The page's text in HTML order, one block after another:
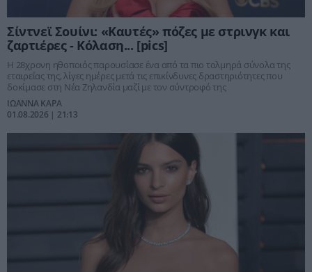
Σίντνεϊ Σουίνι: «Καυτές» πόζες με στρινγκ και
ζαρτιέρες - Κόλαση... [pics]
Η 28χρονη ηθοποιός παρουσίασε ένα από τα πιο τολμηρά σύνολα της
εταιρείας της, λίγες ημέρες μετά τις επικίνδυνες δραστηριότητες που
δοκίμασε στη Νέα Ζηλανδία μαζί με τον σύντροφό της
ΙΩΑΝΝΑ ΚΑΡΑ
01.08.2026 | 21:13